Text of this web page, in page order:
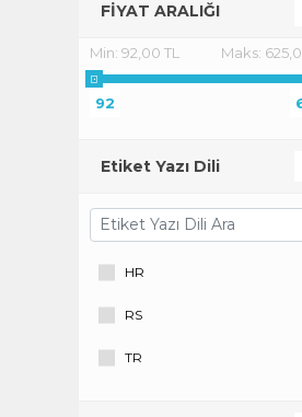
FİYAT ARALIĞI
Min: 92,00 TL Maks:
92
Etiket Yazı Dili
HR
RS
TR